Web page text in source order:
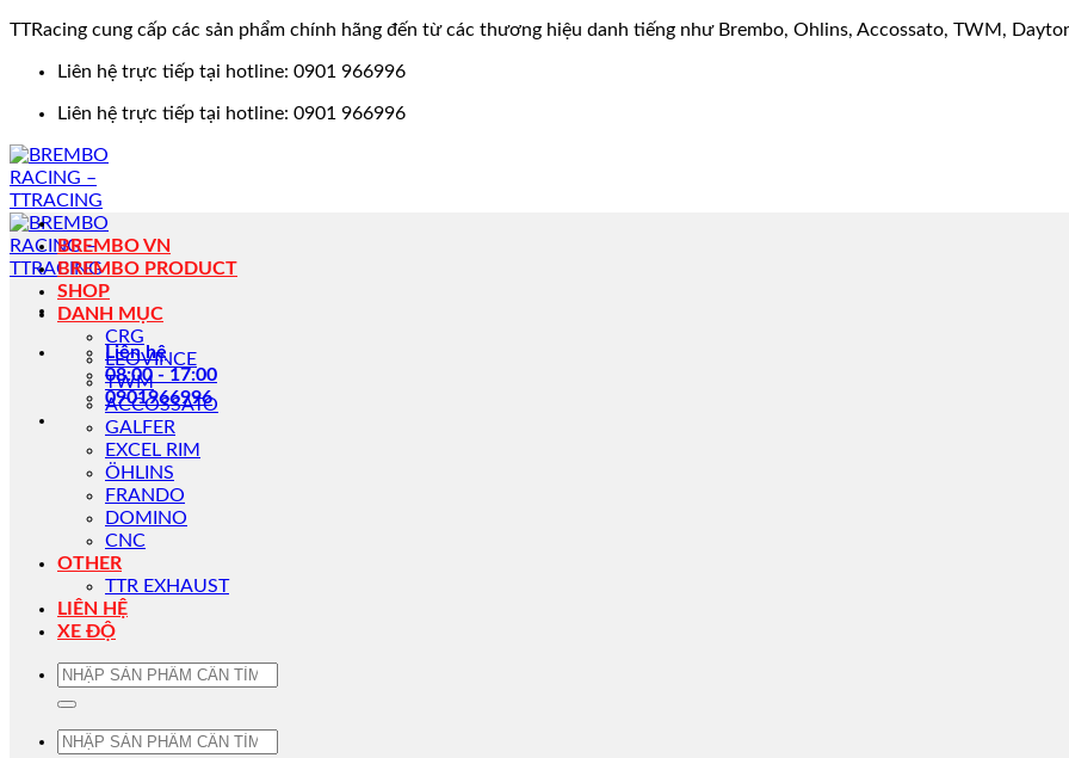
TTRacing cung cấp các sản phẩm chính hãng đến từ các thương hiệu danh tiếng như Brembo, Ohlins, Accossato, TWM,
Liên hệ trực tiếp tại hotline: 0901 966996
Liên hệ trực tiếp tại hotline: 0901 966996
Liên hệ
08:00 - 17:00
0901966996
BREMBO VN
BREMBO PRODUCT
SHOP
DANH MỤC
CRG
LEOVINCE
TWM
ACCOSSATO
GALFER
EXCEL RIM
ÖHLINS
FRANDO
DOMINO
CNC
OTHER
TTR EXHAUST
LIÊN HỆ
XE ĐỘ
Tìm
Tìm